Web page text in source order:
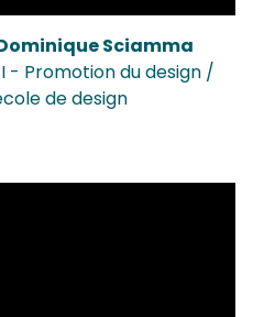
Sciamma
- Promotion du design /
de design